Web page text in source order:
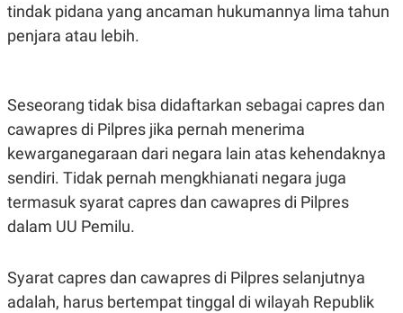
tindak pidana yang ancaman hukumannya lima tahun
penjara atau lebih.
Seseorang tidak bisa didaftarkan sebagai capres dan
cawapres di Pilpres jika pernah menerima
kewarganegaraan dari negara lain atas kehendaknya
sendiri. Tidak pernah mengkhianati negara juga
termasuk syarat capres dan cawapres di Pilpres
dalam UU Pemilu.
Syarat capres dan cawapres di Pilpres selanjutnya
adalah, harus bertempat tinggal di wilayah Republik